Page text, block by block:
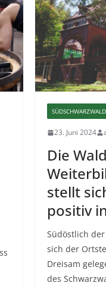
SÜDSCHWARZWALD
23. Juni 2024
Die
stellt
positiv
Südöstlich
sich der
Dreisam
des